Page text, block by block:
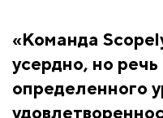
«Команда
усердно, но
определенного